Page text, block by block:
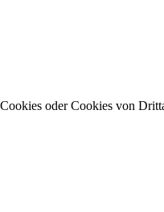
oder Cookies von